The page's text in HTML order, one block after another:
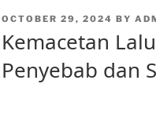
POSTED
OCTOBER 29, 2024 BY
Kemacetan
Penyebab dan